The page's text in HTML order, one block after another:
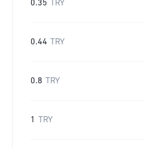
0.35 TRY
0.44 TRY
0.8 TRY
1 TRY